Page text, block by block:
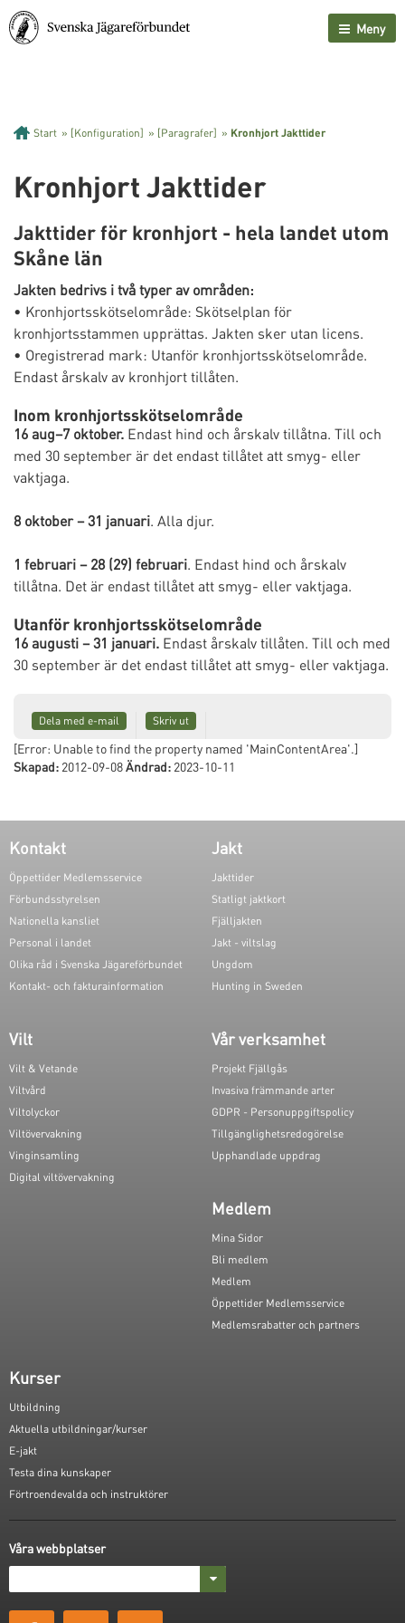
Meny
Start » [Konfiguration] » [Paragrafer] » Kronhjort Jakttider
Kronhjort Jakttider
Jakttider för kronhjort - hela landet utom
Skåne län
Jakten bedrivs i två typer av områden:
• Kronhjortsskötselområde: Skötselplan för
kronhjortsstammen upprättas. Jakten sker utan licens.
• Oregistrerad mark: Utanför kronhjortsskötselområde.
Endast årskalv av kronhjort tillåten.
Inom kronhjortsskötselområde
16 aug–7 oktober. Endast hind och årskalv tillåtna. Till och
med 30 september är det endast tillåtet att smyg- eller
vaktjaga.
8 oktober – 31 januari. Alla djur.
1 februari – 28 (29) februari. Endast hind och årskalv
tillåtna. Det är endast tillåtet att smyg- eller vaktjaga.
Utanför kronhjortsskötselområde
16 augusti – 31 januari. Endast årskalv tillåten. Till och med
30 september är det endast tillåtet att smyg- eller vaktjaga.
Dela med e-mail Skriv ut
[Error: Unable to find the property named 'MainContentArea'.]
Skapad: 2012-09-08Ändrad: 2023-10-11
Kontakt
Öppettider Medlemsservice
Förbundsstyrelsen
Nationella kansliet
Personal i landet
Olika råd i Svenska Jägareförbundet
Kontakt- och fakturainformation
Jakt
Jakttider
Statligt jaktkort
Fjälljakten
Jakt - viltslag
Ungdom
Hunting in Sweden
Vilt
Vilt & Vetande
Viltvård
Viltolyckor
Viltövervakning
Vinginsamling
Digital viltövervakning
Vår verksamhet
Projekt Fjällgås
Invasiva främmande arter
GDPR - Personuppgiftspolicy
Tillgänglighetsredogörelse
Upphandlade uppdrag
Medlem
Mina Sidor
Bli medlem
Medlem
Öppettider Medlemsservice
Medlemsrabatter och partners
Kurser
Utbildning
Aktuella utbildningar/kurser
E-jakt
Testa dina kunskaper
Förtroendevalda och instruktörer
Våra webbplatser